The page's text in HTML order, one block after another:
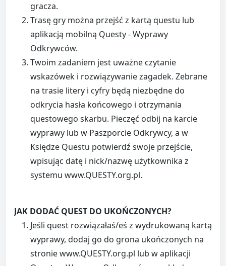
gracza.
Trasę gry można przejść z kartą questu lub
aplikacją mobilną Questy - Wyprawy
Odkrywców.
Twoim zadaniem jest uważne czytanie
wskazówek i rozwiązywanie zagadek. Zebrane
na trasie litery i cyfry będą niezbędne do
odkrycia hasła końcowego i otrzymania
questowego skarbu. Pieczęć odbij na karcie
wyprawy lub w Paszporcie Odkrywcy, a w
Księdze Questu potwierdź swoje przejście,
wpisując datę i nick/nazwę użytkownika z
systemu www.QUESTY.org.pl.
JAK DODAĆ QUEST DO UKOŃCZONYCH?
Jeśli quest rozwiązałaś/eś z wydrukowaną kartą
wyprawy, dodaj go do grona ukończonych na
stronie www.QUESTY.org.pl lub w aplikacji